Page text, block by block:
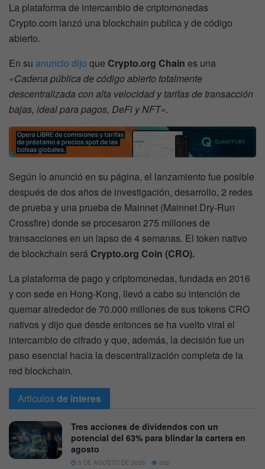
La plataforma de intercambio de criptomonedas
Crypto.com lanzó una blockchain publica y de código
abierto.
En su anuncio dijo que Crypto.org Chain es una
«Cadena pública de código abierto totalmente
descentralizada con alta velocidad y tarifas de transacción
bajas, ideal para pagos, DeFi y NFT».
Según lo anunció en su página, el lanzamiento fue posible
después de dos años de investigación, desarrollo, 2 redes
de prueba y una prueba de Mainnet (Mainnet Dry-Run
Crossfire) donde se procesaron 275 millones de
transacciones en un lapso de 4 semanas. El token nativo
de blockchain será Crypto.org Coin (CRO).
La plataforma de pago y criptomonedas, fundada en 2016
y con sede en Hong-Kong, llevó a cabo su intención de
quemar alrededor de 70.000 millones de sus tokens CRO
nativos y dijo que desde entonces se ha vuelto viral el
intercambio de cifrado y que, además, la decisión fue un
paso esencial hacia la descentralización completa de la
red blockchain.
Articulosde interes
Tres acciones de dividendos con un
potencial del 63% para blindar la cartera en
agosto
5 DE AGOSTO DE 2026 582